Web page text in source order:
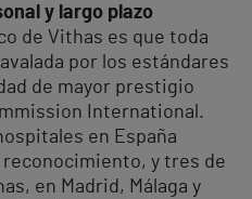
y largo plazo
de Vithas es que toda
por los estándares
de mayor prestigio
International.
en España
y tres de
en Madrid, Málaga y